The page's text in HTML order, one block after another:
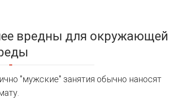
вредны для окружающей
"мужские" занятия обычно наносят